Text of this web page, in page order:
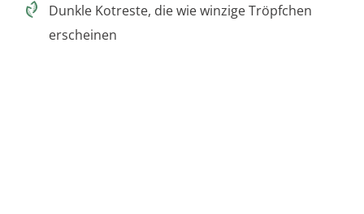
Dunkle Kotreste, die wie winzige Tröpfchen
erscheinen